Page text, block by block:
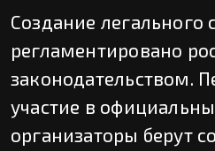
Создание легального
регламентировано
законодательством.
участие в
организаторы берут